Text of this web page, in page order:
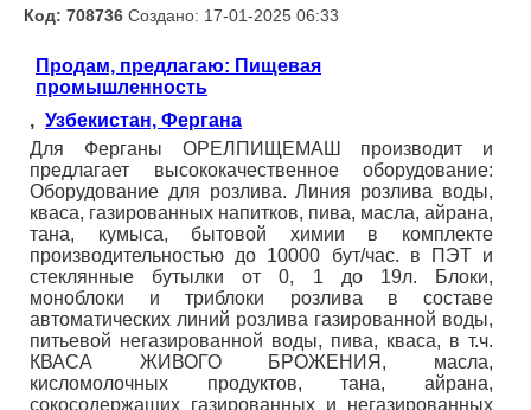
Код: 708736 Создано: 17-01-2025 06:33
Продам, предлагаю: Пищевая
промышленность
, Узбекистан, Фергана
Для Ферганы ОРЕЛПИЩЕМАШ производит и
предлагает высококачественное оборудование:
Оборудование для розлива. Линия розлива воды,
кваса, газированных напитков, пива, масла, айрана,
тана, кумыса, бытовой химии в комплекте
производительностью до 10000 бут/час. в ПЭТ и
стеклянные бутылки от 0, 1 до 19л. Блоки,
моноблоки и триблоки розлива в составе
автоматических линий розлива газированной воды,
питьевой негазированной воды, пива, кваса, в т.ч.
КВАСА ЖИВОГО БРОЖЕНИЯ, масла,
кисломолочных продуктов, тана, айрана,
сокосодержащих газированных и негазированных